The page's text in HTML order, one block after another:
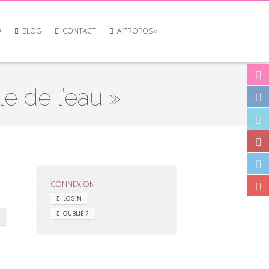
BLOG CONTACT A PROPOS
de l’eau »
CONNEXION
LOGIN
OUBLIÉ ?